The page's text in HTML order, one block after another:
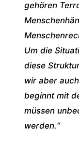
gehören
Um die
diese
wir aber
beginnt mit
müssen
werden.“